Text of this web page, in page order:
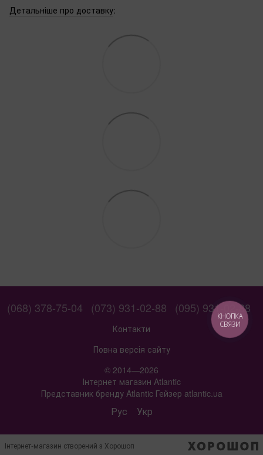
Детальніше про доставку:
(068) 378-75-04 (073) 931-02-88 (095) 931-02-88
Контакти
Повна версія сайту
© 2014—2026
Інтернет магазин Atlantic
Представник бренду Atlantic Гейзер atlantic.ua
Рус Укр
Інтернет-магазин створений з Хорошоп
КНОПКА
СВЯЗИ